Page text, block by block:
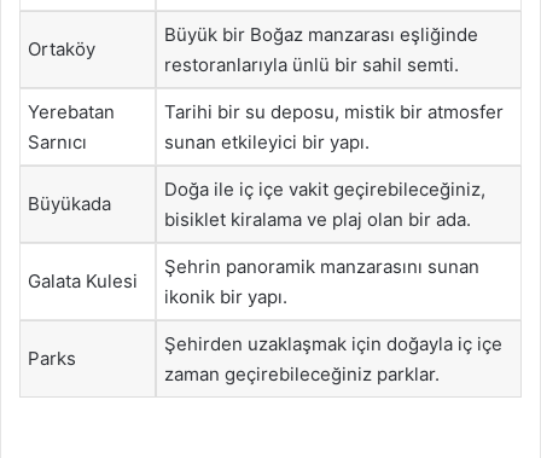
Ortaköy
Büyük bir Boğaz manzarası eşliğinde
restoranlarıyla ünlü bir sahil semti.
Yerebatan
Sarnıcı
Tarihi bir su deposu, mistik bir atmosfer
sunan etkileyici bir yapı.
Büyükada
Doğa ile iç içe vakit geçirebileceğiniz,
bisiklet kiralama ve plaj olan bir ada.
Galata Kulesi
Şehrin panoramik manzarasını sunan
ikonik bir yapı.
Parks
Şehirden uzaklaşmak için doğayla iç içe
zaman geçirebileceğiniz parklar.